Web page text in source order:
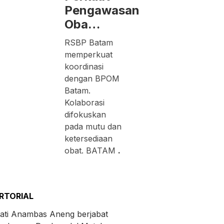
Pengawasan
Oba…
RSBP Batam
memperkuat
koordinasi
dengan BPOM
Batam.
Kolaborasi
difokuskan
pada mutu dan
ketersediaan
obat. BATAM .